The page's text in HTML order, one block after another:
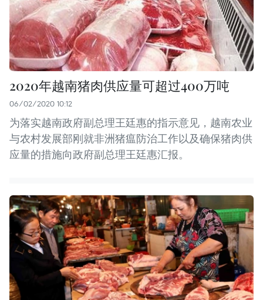
2020年越南猪肉供应量可超过400万吨
06/02/2020 10:12
为落实越南政府副总理王廷惠的指示意见，越南农业
与农村发展部刚就非洲猪瘟防治工作以及确保猪肉供
应量的措施向政府副总理王廷惠汇报。